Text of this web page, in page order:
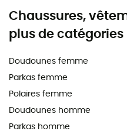
Chaussures,
plus de catégories
Doudounes femme
Parkas femme
Polaires femme
Doudounes homme
Parkas homme